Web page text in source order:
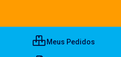
Meus Pedidos